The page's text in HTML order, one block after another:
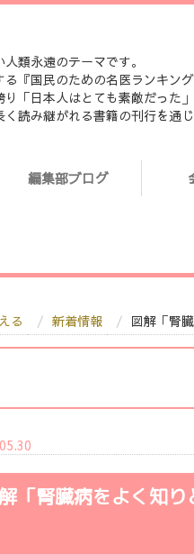
類永遠のテーマです。
『国民のための名医ランキング
「日本人はとても素敵だった」
読み継がれる書籍の刊行を通
編集部ブログ
る 新着情報 図解「腎
「腎臓病をよく知